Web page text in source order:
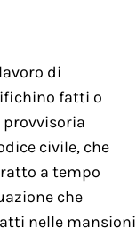
di
fatti o
civile, che
a tempo
che
nelle mansioni